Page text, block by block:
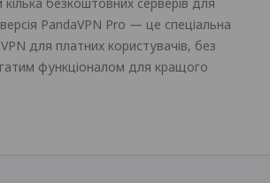
PandaVPN Pro — це спеціальна
для платних користувачів, без
функціоналом для кращого